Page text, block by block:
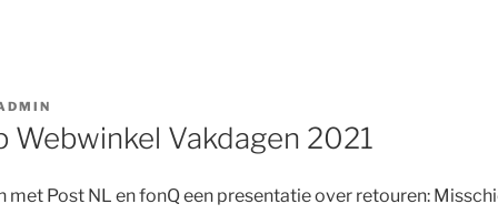
Webwinkel Vakdagen 2021
met Post NL en fonQ een presentatie over retouren: